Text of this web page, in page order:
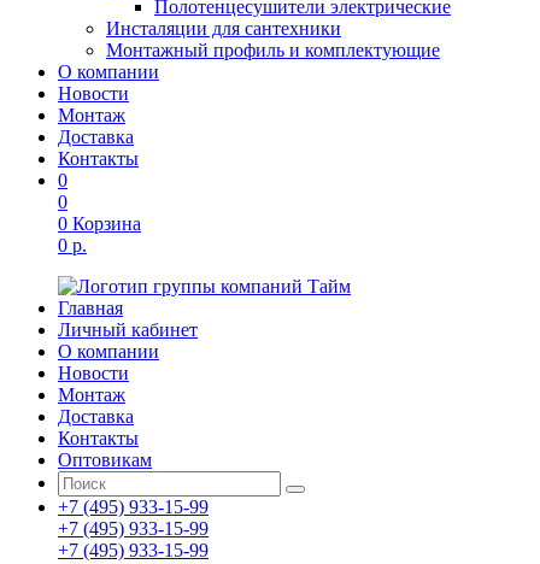
Полотенцесушители электрические
Инсталяции для сантехники
Монтажный профиль и комплектующие
О компании
Новости
Монтаж
Доставка
Контакты
0
0
0 Корзина
0 р.
Главная
Личный кабинет
О компании
Новости
Монтаж
Доставка
Контакты
Оптовикам
+7 (495) 933-15-99
+7 (495) 933-15-99
+7 (495) 933-15-99